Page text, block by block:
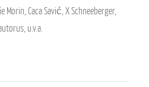
Morin, Caca Savić, X Schneeberger,
u.v.a.